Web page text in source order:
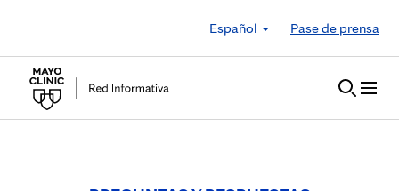
Español
Pase de prensa